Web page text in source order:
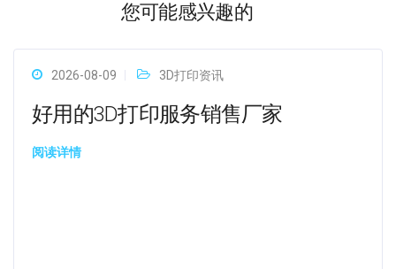
您可能感兴趣的
2026-08-09 3D打印资讯
好用的3D打印服务销售厂家
阅读详情